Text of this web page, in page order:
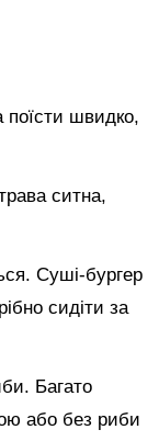
поїсти швидко,
ситна,
Суші-бургер
сидіти за
Багато
або без риби